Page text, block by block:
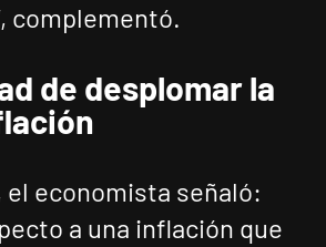
complementó.
de desplomar la
el economista señaló:
a una inflación que